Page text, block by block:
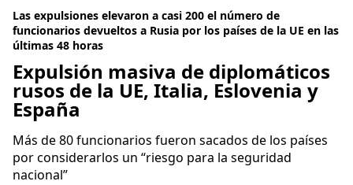
Las expulsiones elevaron a casi 200 el número de
funcionarios devueltos a Rusia por los países de la UE en las
últimas 48 horas
Expulsión masiva de diplomáticos
rusos de la UE, Italia, Eslovenia y
España
Más de 80 funcionarios fueron sacados de los países
por considerarlos un “riesgo para la seguridad
nacional”